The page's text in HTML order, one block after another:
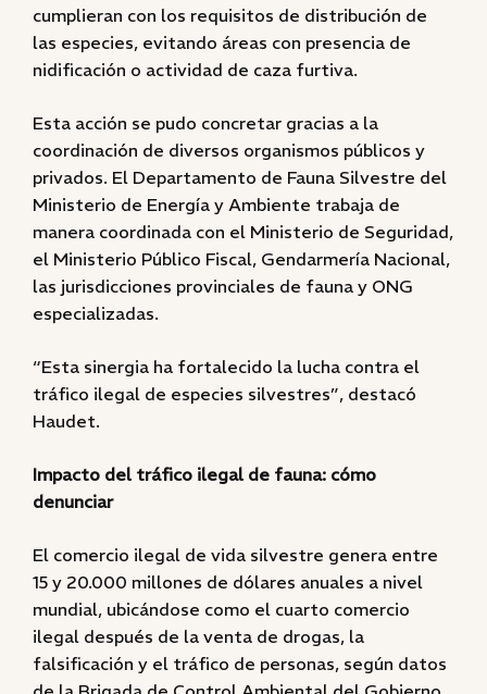
cumplieran con los requisitos de distribución de
las especies, evitando áreas con presencia de
nidificación o actividad de caza furtiva.
Esta acción se pudo concretar gracias a la
coordinación de diversos organismos públicos y
privados. El Departamento de Fauna Silvestre del
Ministerio de Energía y Ambiente trabaja de
manera coordinada con el Ministerio de Seguridad,
el Ministerio Público Fiscal, Gendarmería Nacional,
las jurisdicciones provinciales de fauna y ONG
especializadas.
“Esta sinergia ha fortalecido la lucha contra el
tráfico ilegal de especies silvestres”, destacó
Haudet.
Impacto del tráfico ilegal de fauna: cómo
denunciar
El comercio ilegal de vida silvestre genera entre
15 y 20.000 millones de dólares anuales a nivel
mundial, ubicándose como el cuarto comercio
ilegal después de la venta de drogas, la
falsificación y el tráfico de personas, según datos